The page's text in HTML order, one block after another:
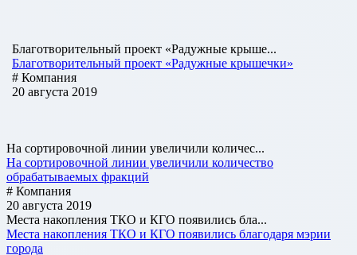
Благотворительный проект «Радужные крыше...
Благотворительный проект «Радужные крышечки»
# Компания
20 августа 2019
На сортировочной линии увеличили количес...
На сортировочной линии увеличили количество
обрабатываемых фракций
# Компания
20 августа 2019
Места накопления ТКО и КГО появились бла...
Места накопления ТКО и КГО появились благодаря мэрии
города